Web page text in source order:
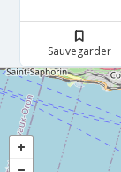
Sauvegarder